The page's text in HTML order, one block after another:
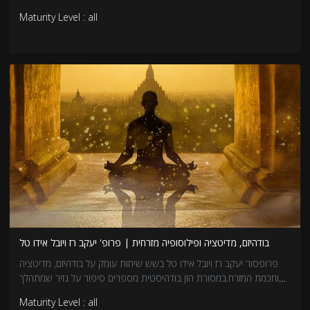
על כל זאת ועוד בקורס של עשרה מפגשים עם ד"ר ג'רמי פוגל וד"ר יניב
Maturity Level : all
בודהיזם, מדיטציה ופילוסופיה מזרחית | פרופ' יעקב רז ויובל אידו טל
פרופסור יעקב רז ויובל אידו טל בשש שיחות עומק על בודהיזם, מדיטציה
וחכמת המזרח.במסורת הזן בודהיסטית מספרים סיפור על נזיר שמתהלך
מאסטר שעומד על הגדה.צועק הנזיר למאסטר, "איך מגיעים לגדה
Maturity Level : all